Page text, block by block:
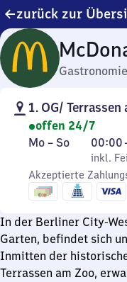
zurück zur
Gastronomie
1. OG/ Terrassen
offen 24/7
Montag
Sonntag
Mo – So,
inkl.
00:00
Von
0
Uhr
bis
Uhr
inkl.
Akzeptierte
In der Berliner City-
Garten, befindet sich
Inmitten der
Terrassen am Zoo,